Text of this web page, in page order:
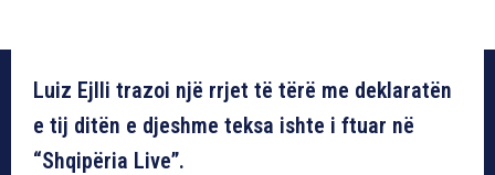
Luiz Ejlli trazoi një rrjet të tërë me deklaratën
e tij ditën e djeshme teksa ishte i ftuar në
“Shqipëria Live”.